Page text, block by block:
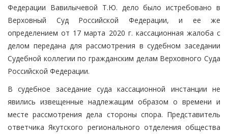
Федерации Вавилычевой Т.Ю. дело было истребовано в
Верховный Суд Российской Федерации, и ее же
определением от 17 марта 2020 г. кассационная жалоба с
делом передана для рассмотрения в судебном заседании
Судебной коллегии по гражданским делам Верховного Суда
Российской Федерации.
В судебное заседание суда кассационной инстанции не
явились извещенные надлежащим образом о времени и
месте рассмотрения дела стороны спора. Представитель
ответчика Якутского регионального отделения общества